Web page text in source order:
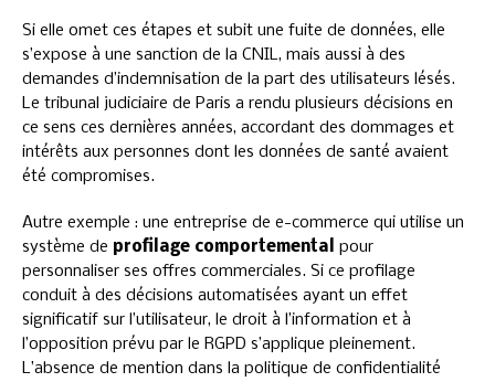
Si elle omet ces étapes et subit une fuite de données, elle
s’expose à une sanction de la CNIL, mais aussi à des
demandes d’indemnisation de la part des utilisateurs lésés.
Le tribunal judiciaire de Paris a rendu plusieurs décisions en
ce sens ces dernières années, accordant des dommages et
intérêts aux personnes dont les données de santé avaient
été compromises.
Autre exemple : une entreprise de e-commerce qui utilise un
système de profilage comportemental
pour
personnaliser ses offres commerciales. Si ce profilage
conduit à des décisions automatisées ayant un effet
significatif sur l’utilisateur, le droit à l’information et à
l’opposition prévu par le RGPD s’applique pleinement.
L’absence de mention dans la politique de confidentialité